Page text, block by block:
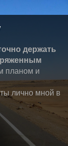
держать
планом и
лично мной в